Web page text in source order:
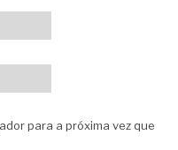
para a próxima vez que